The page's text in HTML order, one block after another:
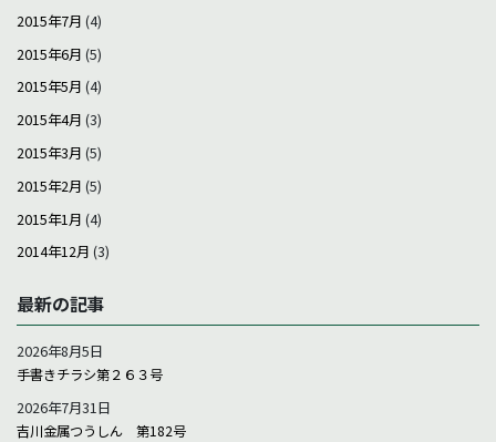
2015年7月 (4)
2015年6月 (5)
2015年5月 (4)
2015年4月 (3)
2015年3月 (5)
2015年2月 (5)
2015年1月 (4)
2014年12月 (3)
最新の記事
手書きチラシ第２６３号
2026年8月5日
吉川金属つうしん 第182号
2026年7月31日